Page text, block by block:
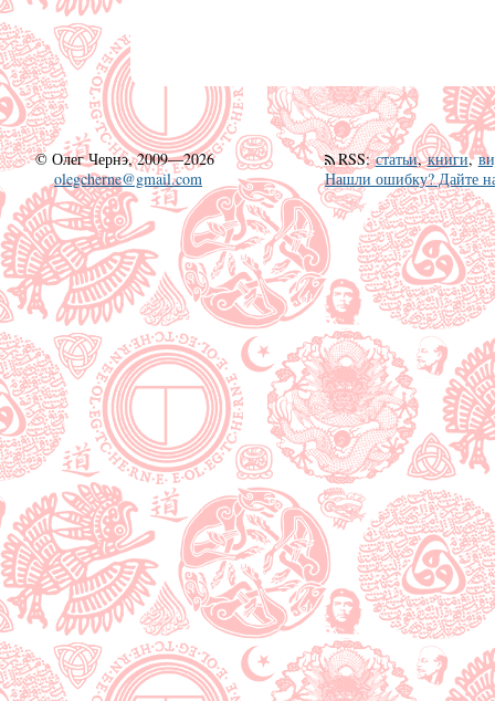
© Олег Чернэ, 2009—2026
olegcherne@gmail.com
RSS:статьи,книги,
Нашли ошибку? Дайте